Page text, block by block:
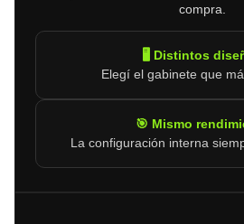
compra.
🖥️ Distintos
Elegí el gabinete que
🎯 Mismo
La configuración interna